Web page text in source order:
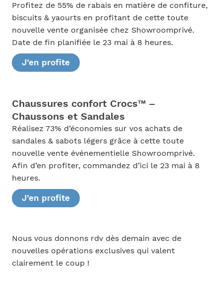
Profitez de 55% de rabais en matière de confiture,
biscuits & yaourts en profitant de cette toute
nouvelle vente organisée chez Showroomprivé.
Date de fin planifiée le 23 mai à 8 heures.
J’en profite
Chaussures confort Crocs™ –
Chaussons et Sandales
Réalisez 73% d’économies sur vos achats de
sandales & sabots légers grâce à cette toute
nouvelle vente événementielle Showroomprivé.
Afin d’en profiter, commandez d’ici le 23 mai à 8
heures.
J’en profite
Nous vous donnons rdv dès demain avec de
nouvelles opérations exclusives qui valent
clairement le coup !